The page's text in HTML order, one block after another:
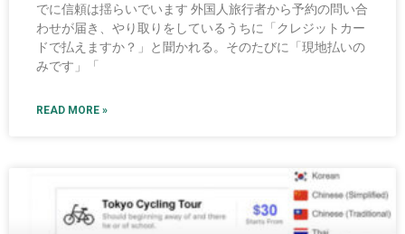
でに信頼は揺らいでいます 外国人旅行者から予約の問い合
わせが届き、やり取りをしているうちに「クレジットカー
ドで払えますか？」と聞かれる。そのたびに「現地払いの
みです」「
READ MORE »